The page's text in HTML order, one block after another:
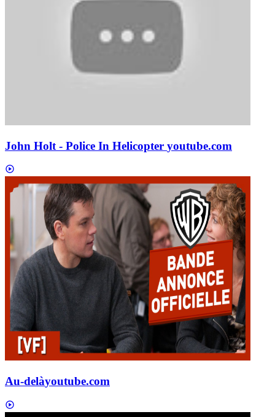
John Holt - Police In Helicopter youtube.com
Au-delàyoutube.com